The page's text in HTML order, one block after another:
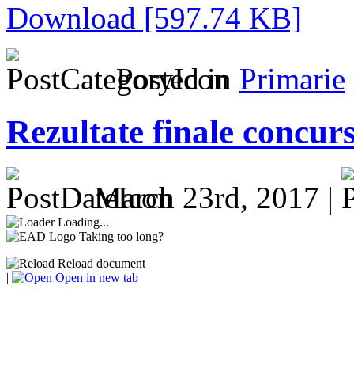
Download [597.74 KB]
Posted in Primarie
Rezultate finale
March 23rd, 2017 |
Loading...
Taking too long?
Reload document
|
Open in new tab